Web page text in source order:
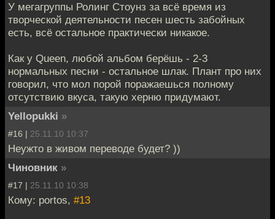
У мегагруппы Ролинг Стоунз за всё время из
творческой деятельности песен шесть забойных
есть, всё остальное практически никакое.
Как у Queen, любой альбом берёшь - 2-3
нормальных песни - остальное шлак. Плант про них
говорил, что мол порой поражаешься полному
отсутствию вкуса, такую херню придумают.
Yellopukki »
#16 | 25.11.10 10:37
Неужто в живом переводе будет? ))
Чиновник »
#17 | 25.11.10 10:38
Кому: portos, #13